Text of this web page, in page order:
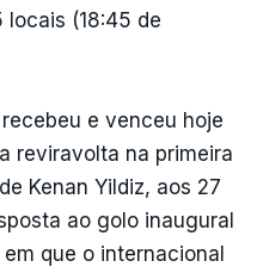
locais (18:45 de
e venceu hoje
reviravolta na primeira
Kenan Yildiz, aos 27
ao golo inaugural
que o internacional